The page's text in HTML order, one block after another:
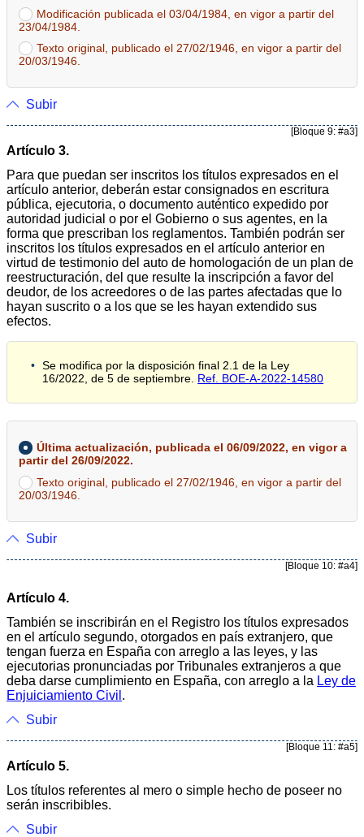
Modificación publicada el 03/04/1984, en vigor a partir del
23/04/1984.
Texto original, publicado el 27/02/1946, en vigor a partir del
20/03/1946.
Subir
[Bloque 9: #a3]
Artículo 3.
Para que puedan ser inscritos los títulos expresados en el
artículo anterior, deberán estar consignados en escritura
pública, ejecutoria, o documento auténtico expedido por
autoridad judicial o por el Gobierno o sus agentes, en la
forma que prescriban los reglamentos. También podrán ser
inscritos los títulos expresados en el artículo anterior en
virtud de testimonio del auto de homologación de un plan de
reestructuración, del que resulte la inscripción a favor del
deudor, de los acreedores o de las partes afectadas que lo
hayan suscrito o a los que se les hayan extendido sus
efectos.
Se modifica por la disposición final 2.1 de la Ley
16/2022, de 5 de septiembre. Ref. BOE-A-2022-14580
Última actualización, publicada el 06/09/2022, en vigor a
partir del 26/09/2022.
Texto original, publicado el 27/02/1946, en vigor a partir del
20/03/1946.
Subir
[Bloque 10: #a4]
Artículo 4.
También se inscribirán en el Registro los títulos expresados
en el artículo segundo, otorgados en país extranjero, que
tengan fuerza en España con arreglo a las leyes, y las
ejecutorias pronunciadas por Tribunales extranjeros a que
deba darse cumplimiento en España, con arreglo a la Ley de
Enjuiciamiento Civil .
Subir
[Bloque 11: #a5]
Artículo 5.
Los títulos referentes al mero o simple hecho de poseer no
serán inscribibles.
Subir